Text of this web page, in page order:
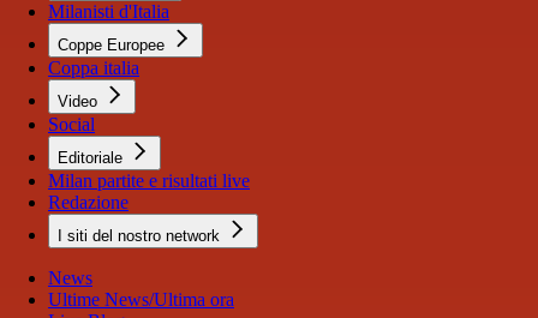
Milanisti d'Italia
Coppe Europee
Coppa italia
Video
Social
Editoriale
Milan partite e risultati live
Redazione
I siti del nostro network
News
Ultime News/Ultima ora